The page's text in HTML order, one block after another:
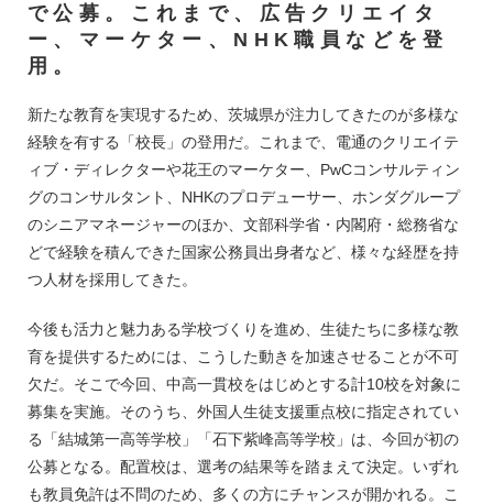
で公募。これまで、広告クリエイタ
ー、マーケター、NHK職員などを登
用。
新たな教育を実現するため、茨城県が注力してきたのが多様な
経験を有する「校長」の登用だ。これまで、電通のクリエイテ
ィブ・ディレクターや花王のマーケター、PwCコンサルティン
グのコンサルタント、NHKのプロデューサー、ホンダグループ
のシニアマネージャーのほか、文部科学省・内閣府・総務省な
どで経験を積んできた国家公務員出身者など、様々な経歴を持
つ人材を採用してきた。
今後も活力と魅力ある学校づくりを進め、生徒たちに多様な教
育を提供するためには、こうした動きを加速させることが不可
欠だ。そこで今回、中高一貫校をはじめとする計10校を対象に
募集を実施。そのうち、外国人生徒支援重点校に指定されてい
る「結城第一高等学校」「石下紫峰高等学校」は、今回が初の
公募となる。配置校は、選考の結果等を踏まえて決定。いずれ
も教員免許は不問のため、多くの方にチャンスが開かれる。こ